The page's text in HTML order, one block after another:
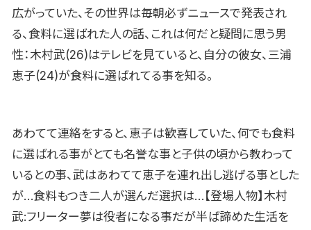
広がっていた、その世界は毎朝必ずニュースで発表され
る、食料に選ばれた人の話、これは何だと疑問に思う男
性：木村武(26)はテレビを見ていると、自分の彼女、三浦
恵子(24)が食料に選ばれてる事を知る。
あわてて連絡をすると、恵子は歓喜していた、何でも食料
に選ばれる事がとても名誉な事と子供の頃から教わって
いるとの事、武はあわてて恵子を連れ出し逃げる事とした
が…食料もつき二人が選んだ選択は…【登場人物】木村
武:フリーター夢は役者になる事だが半ば諦めた生活を